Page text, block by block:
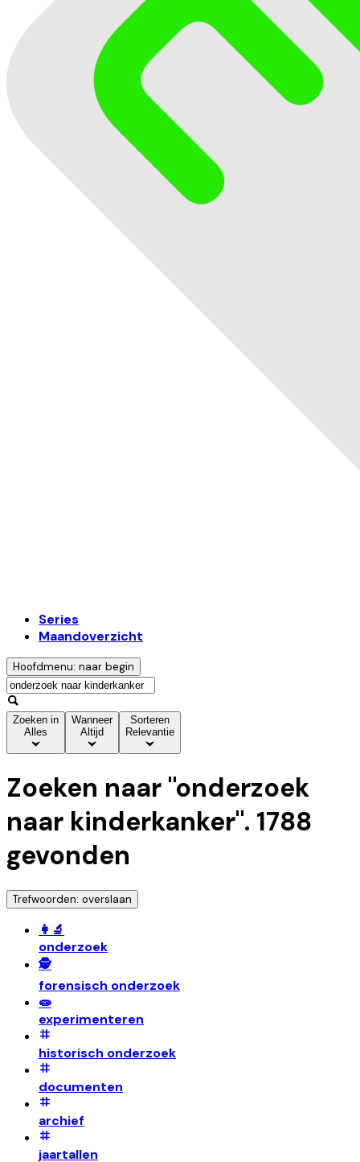
Series
Maandoverzicht
Hoofdmenu: naar begin
Zoeken in
Alles
Wanneer
Altijd
Sorteren
Relevantie
Zoeken naar "onderzoek
naar kinderkanker". 1788
gevonden
Trefwoorden: overslaan
👩‍🔬
onderzoek
🕵️
forensisch onderzoek
🧫
experimenteren
historisch onderzoek
documenten
archief
jaartallen